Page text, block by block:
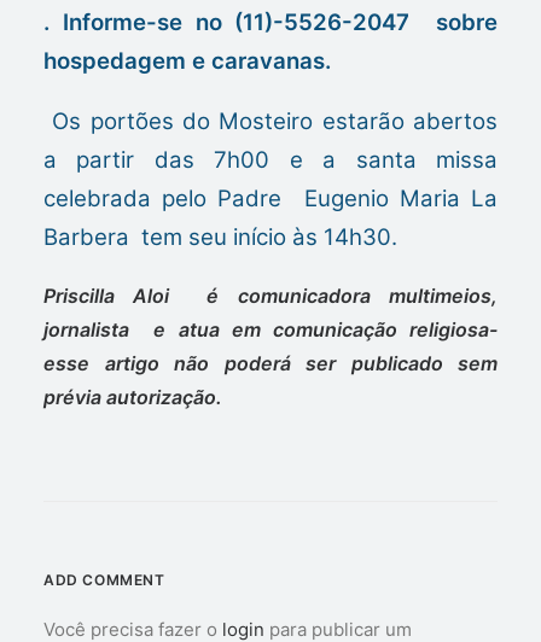
. Informe-se no (11)-5526-2047 sobre
hospedagem e caravanas.
Os portões do Mosteiro estarão abertos
a partir das 7h00 e a santa missa
celebrada pelo Padre Eugenio Maria La
Barbera tem seu início às 14h30.
Priscilla Aloi é comunicadora multimeios,
jornalista e atua em comunicação religiosa-
esse artigo não poderá ser publicado sem
prévia autorização.
ADD COMMENT
Você precisa fazer o login para publicar um